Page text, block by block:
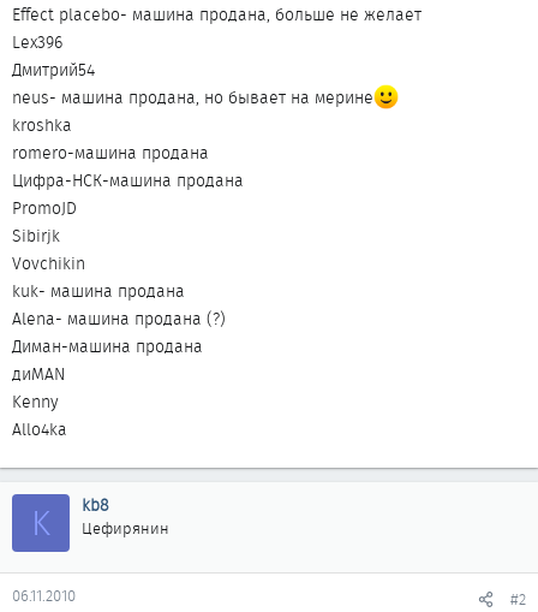
Effect placebo- машина продана, больше не желает
Lex396
Дмитрий54
neus- машина продана, но бывает на мерине
kroshka
romero-машина продана
Цифра-НСК-машина продана
PromoJD
Sibirjk
Vovchikin
kuk- машина продана
Alena- машина продана (?)
Диман-машина продана
диMAN
Kenny
Allo4ka
K kb8
Цефирянин
06.11.2010 #2